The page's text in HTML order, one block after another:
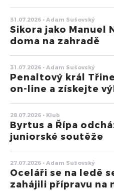
31.07.2026 • Adam Sušovský
Sikora jako Manuel
doma na zahradě
31.07.2026 • Adam Sušovský
Penaltový král
on-line a získejte
28.07.2026 • Klub
Byrtus a Řípa
juniorské soutěže
27.07.2026 • Adam Sušovský
Oceláři se na ledě
zahájili přípravu na